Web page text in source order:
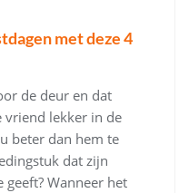
met deze 4
de deur en dat
vriend lekker in de
beter dan hem te
dat zijn
geeft? Wanneer het